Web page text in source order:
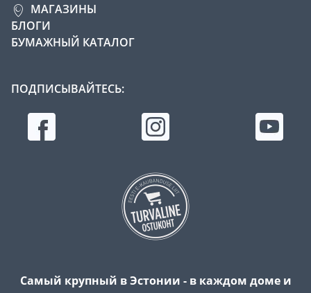
МАГАЗИНЫ
БЛОГИ
БУМАЖНЫЙ КАТАЛОГ
ПОДПИСЫВАЙТЕСЬ:
Самый крупный в Эстонии - в каждом доме и